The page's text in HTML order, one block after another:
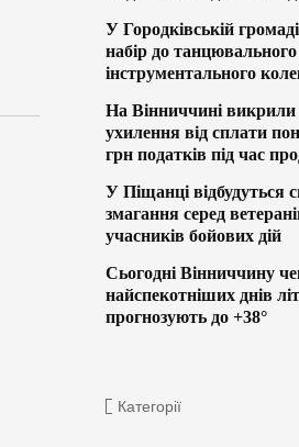
У Городківській
набір до
інструментального
На Вінниччині викрили
ухилення від сплати
грн податків під час
У Піщанці відбудуться
змагання серед
учасників бойових дій
Сьогодні Вінниччину
найспекотніших днів
прогнозують до +38°
Категорії